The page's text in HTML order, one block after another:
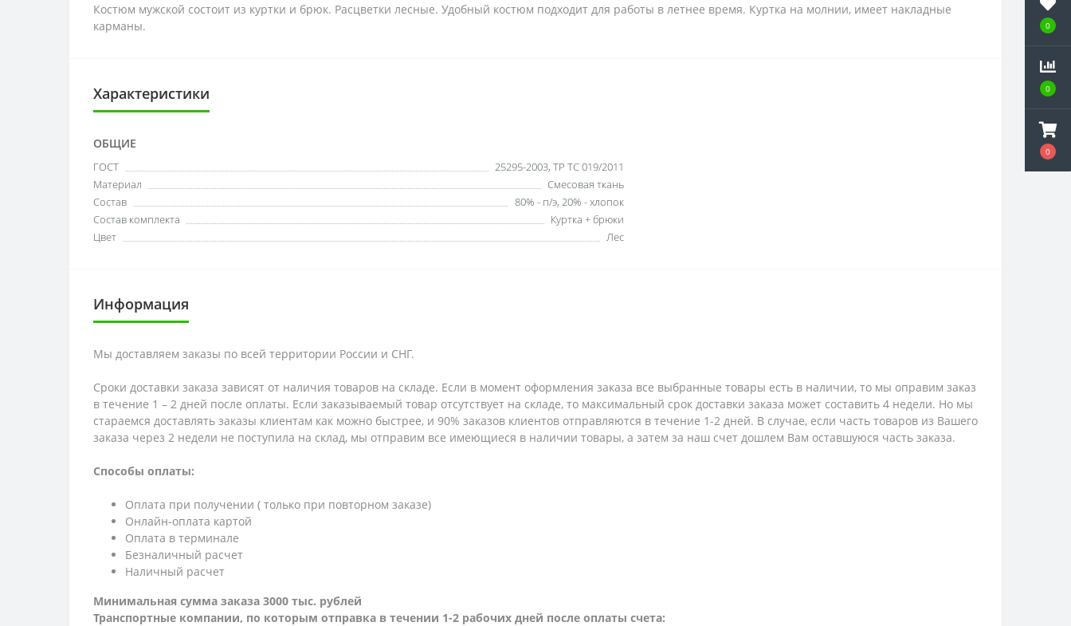
0
0
0
Костюм мужской состоит из куртки и брюк. Расцветки лесные. Удобный костюм подходит для работы в летнее время. Куртка на молнии, имеет накладные
карманы.
Характеристики
ОБЩИЕ
ГОСТ
25295-2003, ТР ТС 019/2011
Материал
Смесовая ткань
Состав
80% - п/э, 20% - хлопок
Состав комплекта
Куртка + брюки
Цвет
Лес
Информация
Мы доставляем заказы по всей территории России и СНГ.
Сроки доставки заказа зависят от наличия товаров на складе. Если в момент оформления заказа все выбранные товары есть в наличии, то мы оправим заказ
в течение 1 – 2 дней после оплаты. Если заказываемый товар отсутствует на складе, то максимальный срок доставки заказа может составить 4 недели. Но мы
стараемся доставлять заказы клиентам как можно быстрее, и 90% заказов клиентов отправляются в течение 1-2 дней. В случае, если часть товаров из Вашего
заказа через 2 недели не поступила на склад, мы отправим все имеющиеся в наличии товары, а затем за наш счет дошлем Вам оставшуюся часть заказа.
Способы оплаты:
Оплата при получении ( только при повторном заказе)
Онлайн-оплата картой
Оплата в терминале
Безналичный расчет
Наличный расчет
Минимальная сумма заказа 3000 тыс. рублей
Транспортные компании, по которым отправка в течении 1-2 рабочих дней после оплаты счета: